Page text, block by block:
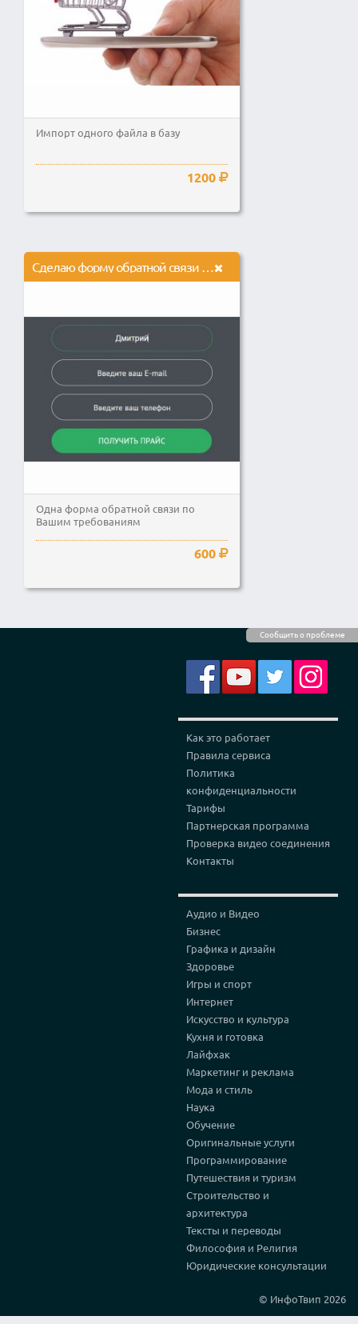
Сообщить о проблеме
Импорт одного файла в базу
1200
Сделаю форму обратной связи на сайте
Одна форма обратной связи по
Вашим требованиям
600
Как это работает
Правила сервиса
Политика
конфиденциальности
Тарифы
Партнерская программа
Проверка видео соединения
Контакты
Аудио и Видео
Бизнес
Графика и дизайн
Здоровье
Игры и спорт
Интернет
Искусство и культура
Кухня и готовка
Лайфхак
Маркетинг и реклама
Мода и стиль
Наука
Обучение
Оригинальные услуги
Программирование
Путешествия и туризм
Строительство и
архитектура
Тексты и переводы
Философия и Религия
Юридические консультации
© ИнфоТвип 2026